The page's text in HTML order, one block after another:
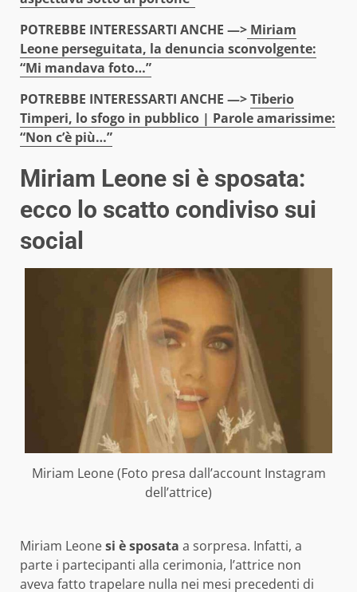
POTREBBE INTERESSARTI ANCHE —> Miriam
Leone perseguitata, la denuncia sconvolgente:
“Mi mandava foto…”
POTREBBE INTERESSARTI ANCHE —>Tiberio
Timperi, lo sfogo in pubblico | Parole amarissime:
“Non c’è più…”
Miriam Leone si è sposata:
ecco lo scatto condiviso sui
social
Miriam Leone (Foto presa dall’account Instagram
dell’attrice)
Miriam Leonesi è sposata a sorpresa. Infatti, a
parte i partecipanti alla cerimonia, l’attrice non
aveva fatto trapelare nulla nei mesi precedenti di